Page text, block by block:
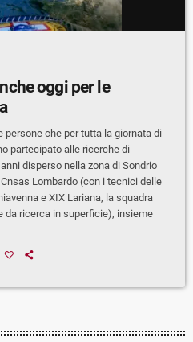
oggi per le
persone che per tutta la giornata di
partecipato alle ricerche di
disperso nella zona di Sondrio
Lombardo (con i tecnici delle
e XIX Lariana, la squadra
da ricerca in superficie), insieme